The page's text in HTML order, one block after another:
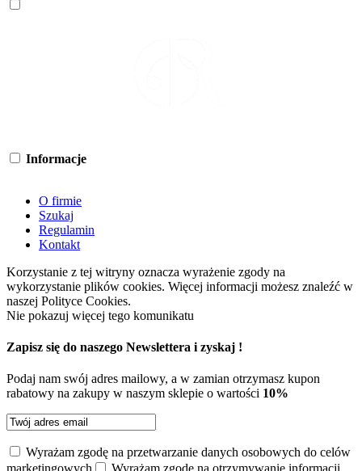
‎Informacje
O firmie
Szukaj
Regulamin
Kontakt
Korzystanie z tej witryny oznacza wyrażenie zgody na
wykorzystanie plików cookies. Więcej informacji możesz znaleźć w
naszej Polityce Cookies.
Nie pokazuj więcej tego komunikatu
Zapisz się do naszego Newslettera i zyskaj !
Podaj nam swój adres mailowy, a w zamian otrzymasz kupon
rabatowy na zakupy w naszym sklepie o wartości 10%
Wyrażam zgodę na przetwarzanie danych osobowych do celów